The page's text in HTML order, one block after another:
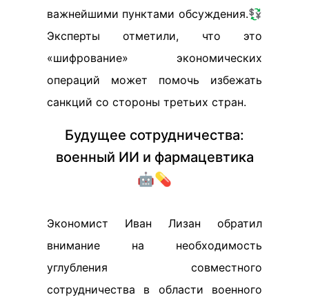
важнейшими пунктами обсуждения.💱
Эксперты отметили, что это
«шифрование» экономических
операций может помочь избежать
санкций со стороны третьих стран.
Будущее сотрудничества:
военный ИИ и фармацевтика
🤖💊
Экономист Иван Лизан обратил
внимание на необходимость
углубления совместного
сотрудничества в области военного